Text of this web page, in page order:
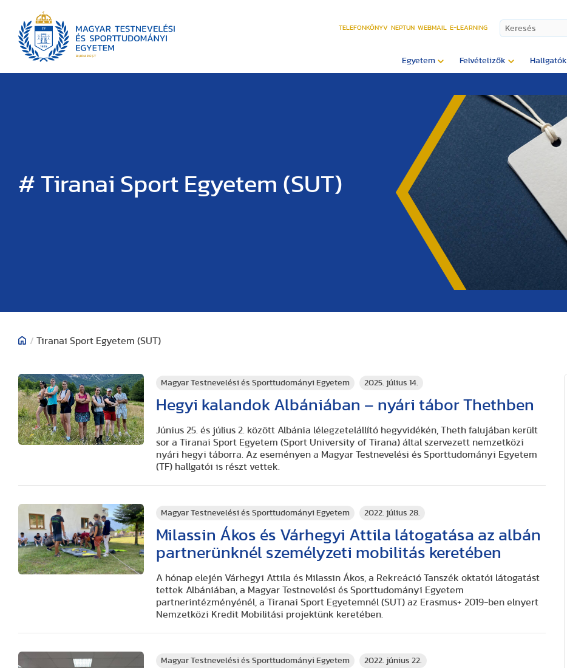
TELEFONKÖNYV NEPTUN WEBMAIL E-LEARNING
Egyetem Felvételizők Hallgatók
# Tiranai Sport Egyetem (SUT)
/ Tiranai Sport Egyetem (SUT)
Magyar Testnevelési és Sporttudományi Egyetem 2025. július 14.
Hegyi kalandok Albániában – nyári tábor Thethben
Június 25. és július 2. között Albánia lélegzetelállító hegyvidékén, Theth falujában került
sor a Tiranai Sport Egyetem (Sport University of Tirana) által szervezett nemzetközi
nyári hegyi táborra. Az eseményen a Magyar Testnevelési és Sporttudományi Egyetem
(TF) hallgatói is részt vettek.
Magyar Testnevelési és Sporttudományi Egyetem 2022. július 28.
Milassin Ákos és Várhegyi Attila látogatása az albán
partnerünknél személyzeti mobilitás keretében
A hónap elején Várhegyi Attila és Milassin Ákos, a Rekreáció Tanszék oktatói látogatást
tettek Albániában, a Magyar Testnevelési és Sporttudományi Egyetem
partnerintézményénél, a Tiranai Sport Egyetemnél (SUT) az Erasmus+ 2019-ben elnyert
Nemzetközi Kredit Mobilitási projektünk keretében.
Magyar Testnevelési és Sporttudományi Egyetem 2022. június 22.